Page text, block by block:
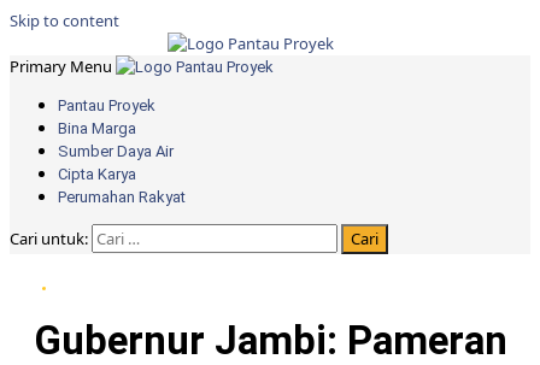
Skip to content
Primary Menu
Pantau Proyek
Bina Marga
Sumber Daya Air
Cipta Karya
Perumahan Rakyat
Cari untuk:
Gubernur Jambi: Pameran